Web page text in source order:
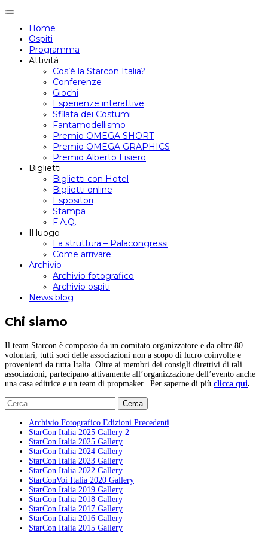
Attiva/disattiva
navigazione
Home
Ospiti
Programma
Attività
Cos’è la Starcon Italia?
Conferenze
Giochi
Esperienze interattive
Sfilata dei Costumi
Fantamodellismo
Premio OMEGA SHORT
Premio OMEGA GRAPHICS
Premio Alberto Lisiero
Biglietti
Biglietti con Hotel
Biglietti online
Espositori
Stampa
F.A.Q.
Il luogo
La struttura – Palacongressi
Come arrivare
Archivio
Archivio fotografico
Archivio ospiti
News blog
Chi siamo
Il team Starcon è composto da un comitato organizzatore e da oltre 80
volontari, tutti soci delle associazioni non a scopo di lucro coinvolte e
provenienti da tutta Italia. Oltre ai membri dei consigli direttivi di tali
associazioni, partecipano attivamente all’organizzazione dell’evento anche
una casa editrice e un team di propmaker. Per saperne di più clicca qui.
Ricerca
per:
Archivio Fotografico Edizioni Precedenti
StarCon Italia 2025 Gallery 2
StarCon Italia 2025 Gallery
StarCon Italia 2024 Gallery
StarCon Italia 2023 Gallery
StarCon Italia 2022 Gallery
StarConVoi Italia 2020 Gallery
StarCon Italia 2019 Gallery
StarCon Italia 2018 Gallery
StarCon Italia 2017 Gallery
StarCon Italia 2016 Gallery
StarCon Italia 2015 Gallery